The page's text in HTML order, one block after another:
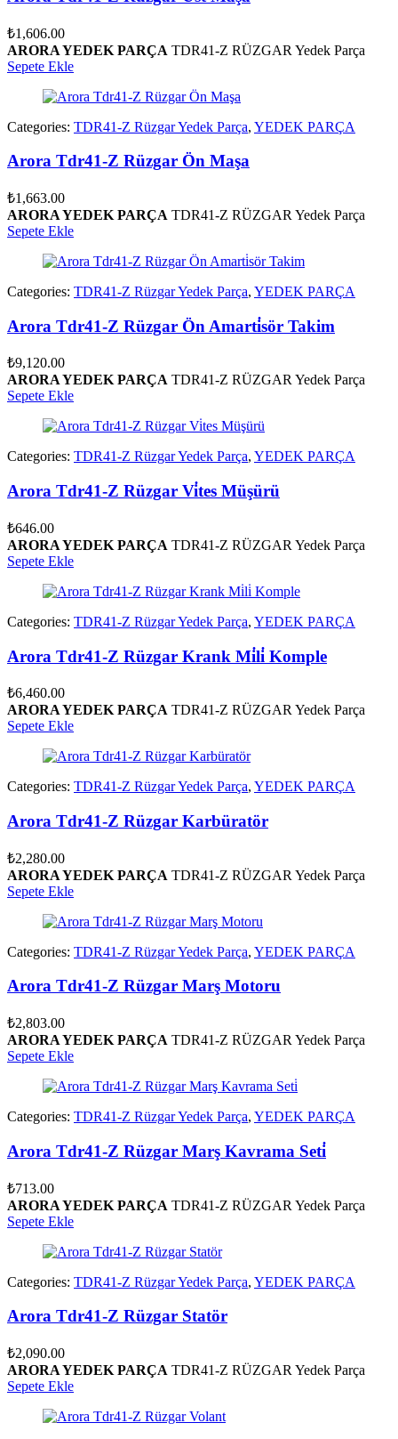
₺1,606.00
ARORA YEDEK PARÇA TDR41-Z RÜZGAR Yedek Parça
Sepete Ekle
Categories: TDR41-Z Rüzgar Yedek Parça, YEDEK PARÇA
Arora Tdr41-Z Rüzgar Ön Maşa
₺1,663.00
ARORA YEDEK PARÇA TDR41-Z RÜZGAR Yedek Parça
Sepete Ekle
Categories: TDR41-Z Rüzgar Yedek Parça, YEDEK PARÇA
Arora Tdr41-Z Rüzgar Ön Amarti̇sör Takim
₺9,120.00
ARORA YEDEK PARÇA TDR41-Z RÜZGAR Yedek Parça
Sepete Ekle
Categories: TDR41-Z Rüzgar Yedek Parça, YEDEK PARÇA
Arora Tdr41-Z Rüzgar Vi̇tes Müşürü
₺646.00
ARORA YEDEK PARÇA TDR41-Z RÜZGAR Yedek Parça
Sepete Ekle
Categories: TDR41-Z Rüzgar Yedek Parça, YEDEK PARÇA
Arora Tdr41-Z Rüzgar Krank Mi̇li̇ Komple
₺6,460.00
ARORA YEDEK PARÇA TDR41-Z RÜZGAR Yedek Parça
Sepete Ekle
Categories: TDR41-Z Rüzgar Yedek Parça, YEDEK PARÇA
Arora Tdr41-Z Rüzgar Karbüratör
₺2,280.00
ARORA YEDEK PARÇA TDR41-Z RÜZGAR Yedek Parça
Sepete Ekle
Categories: TDR41-Z Rüzgar Yedek Parça, YEDEK PARÇA
Arora Tdr41-Z Rüzgar Marş Motoru
₺2,803.00
ARORA YEDEK PARÇA TDR41-Z RÜZGAR Yedek Parça
Sepete Ekle
Categories: TDR41-Z Rüzgar Yedek Parça, YEDEK PARÇA
Arora Tdr41-Z Rüzgar Marş Kavrama Seti̇
₺713.00
ARORA YEDEK PARÇA TDR41-Z RÜZGAR Yedek Parça
Sepete Ekle
Categories: TDR41-Z Rüzgar Yedek Parça, YEDEK PARÇA
Arora Tdr41-Z Rüzgar Statör
₺2,090.00
ARORA YEDEK PARÇA TDR41-Z RÜZGAR Yedek Parça
Sepete Ekle